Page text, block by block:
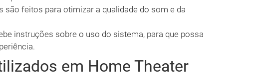
são feitos para otimizar a qualidade do som e da
instruções sobre o uso do sistema, para que possa
em Home Theater